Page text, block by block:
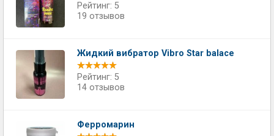
Рейтинг: 5
19 отзывов
Жидкий вибратор Vibro Star balace
Рейтинг: 5
14 отзывов
Ферромарин